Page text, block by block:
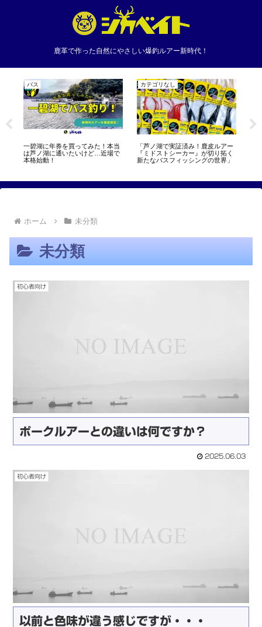
鹿革で作った自然にやさしい爆釣ルアー新時代！
バス
一碧湖に年券を買ってみた！本当
は芦ノ湖に通いたいけど…近場で
本格始動！
カテゴリなし
「芦ノ湖で実証済み！鹿皮ルアー
『ミドストシーカー』が切り拓く
新たなバスフィッシングの世界」
ホーム 未分類
未分類
初心者向け
ポークルアーとの違いは何ですか？
2025.06.03
初心者向け
以前と色味が違う感じですが・・・